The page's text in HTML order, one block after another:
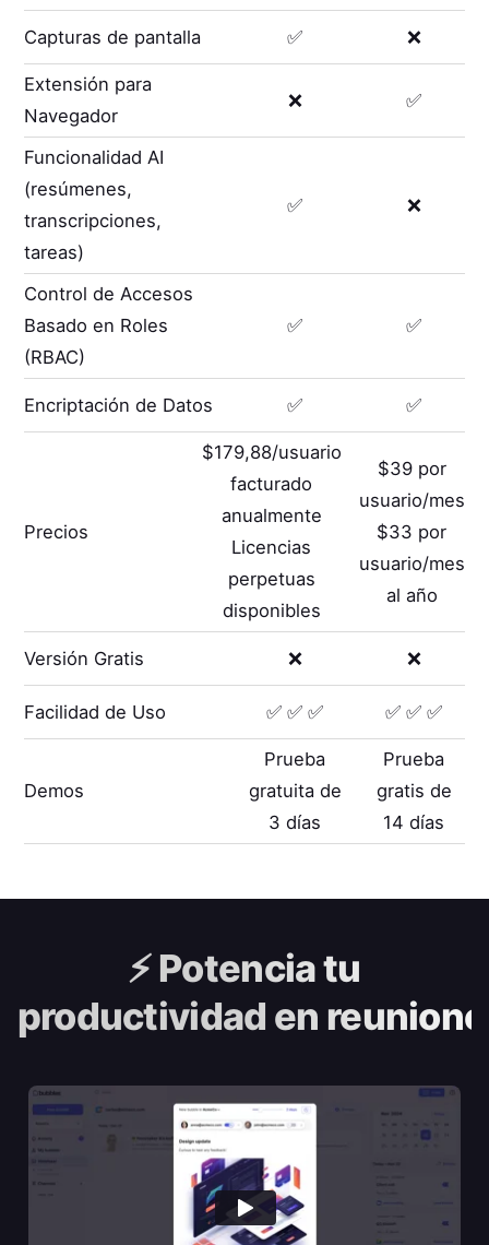
Capturas de pantalla ✅ ❌
Extensión para
Navegador
❌ ✅
Funcionalidad AI
(resúmenes,
transcripciones,
tareas)
✅ ❌
Control de Accesos
Basado en Roles
(RBAC)
✅ ✅
Encriptación de Datos ✅ ✅
Precios
$179,88/usuario
facturado
anualmente
Licencias
perpetuas
disponibles
$39 por
usuario/mes
$33 por
usuario/mes
al año
Versión Gratis ❌ ❌
Facilidad de Uso ✅ ✅ ✅ ✅ ✅ ✅
Demos
Prueba
gratuita de
3 días
Prueba
gratis de
14 días
⚡️Potencia tu
productividad en